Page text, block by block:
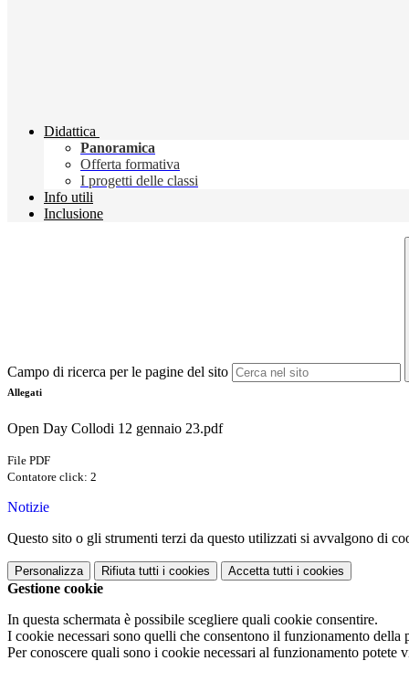
Didattica
Panoramica
Offerta formativa
I progetti delle classi
Info utili
Inclusione
Campo di ricerca per le pagine del sito
Allegati
Open Day Collodi 12 gennaio 23.pdf
File PDF
Contatore click: 2
Notizie
Questo sito o gli strumenti terzi da questo utilizzati si avvalgono di
Personalizza Rifiuta tutti i cookies Accetta tutti i cookies
Gestione cookie
In questa schermata è possibile scegliere quali cookie consentire.
I cookie necessari sono quelli che consentono il funzionamento
Per conoscere quali sono i cookie necessari al funzionamento potete